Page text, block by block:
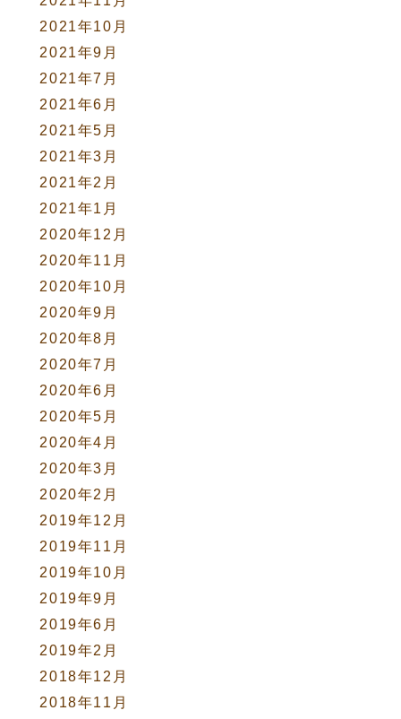
2021年10月
2021年9月
2021年7月
2021年6月
2021年5月
2021年3月
2021年2月
2021年1月
2020年12月
2020年11月
2020年10月
2020年9月
2020年8月
2020年7月
2020年6月
2020年5月
2020年4月
2020年3月
2020年2月
2019年12月
2019年11月
2019年10月
2019年9月
2019年6月
2019年2月
2018年12月
2018年11月